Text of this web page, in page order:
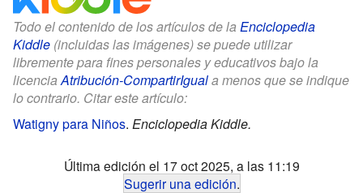
Todo el contenido de los artículos de la Enciclopedia
Kiddle (incluidas las imágenes) se puede utilizar
libremente para fines personales y educativos bajo la
licenciaAtribución-CompartirIguala menos que se indique
lo contrario. Citar este artículo:
Watigny para Niños. Enciclopedia Kiddle.
Última edición el 17 oct 2025, a las 11:19
Sugerir una edición.